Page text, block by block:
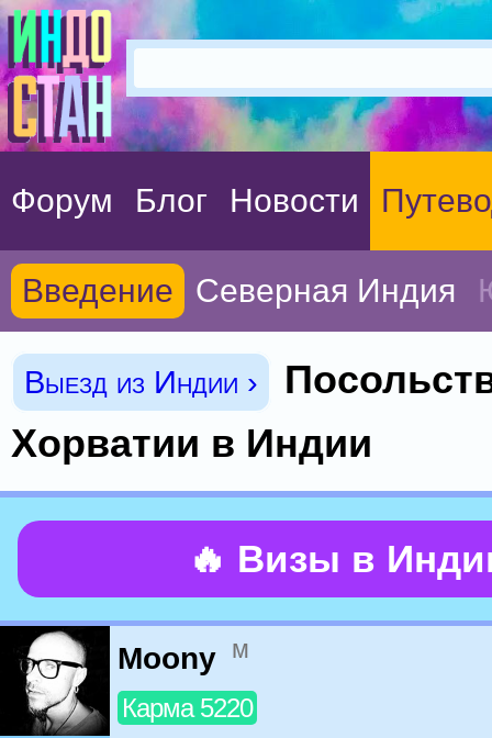
Форум Блог Новости
Введение Северная Индия
Выезд из Индии ›
Хорватии в Индии
🔥 Визы в
Moony м
Карма 5220